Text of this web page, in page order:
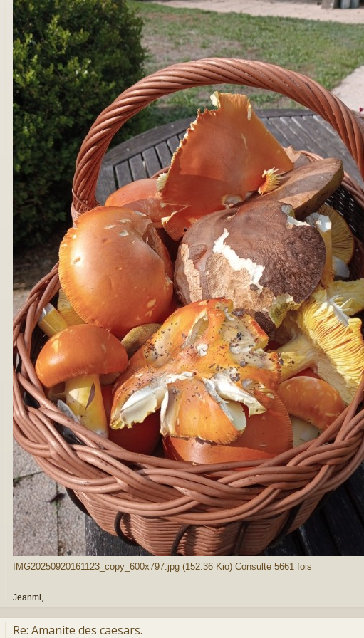
a
g
e
IMG20250920161123_copy_600x797.jpg (152.36 Kio) Consulté 5661 fois
Jeanmi,
Re: Amanite des caesars.